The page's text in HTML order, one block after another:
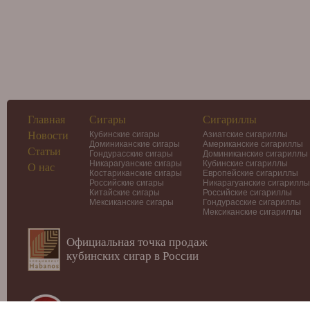
Главная
Новости
Статьи
О нас
Сигары
Кубинские сигары
Доминиканские сигары
Гондурасские сигары
Никарагуанские сигары
Костариканские сигары
Российские сигары
Китайские сигары
Мексиканские сигары
Сигариллы
Азиатские сигариллы
Американские сигариллы
Доминиканские сигариллы
Кубинские сигариллы
Европейские сигариллы
Никарагуанские сигариллы
Российские сигариллы
Гондурасские сигариллы
Мексиканские сигариллы
Официальная точка продаж
кубинских сигар в России